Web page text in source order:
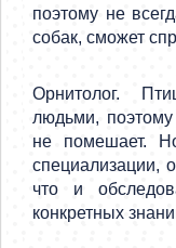
поэтому не
собак, сможет
Орнитолог.
людьми,
не помешает.
специализации,
что и
конкретных